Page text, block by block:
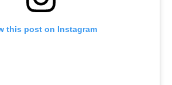
this post on Instagram